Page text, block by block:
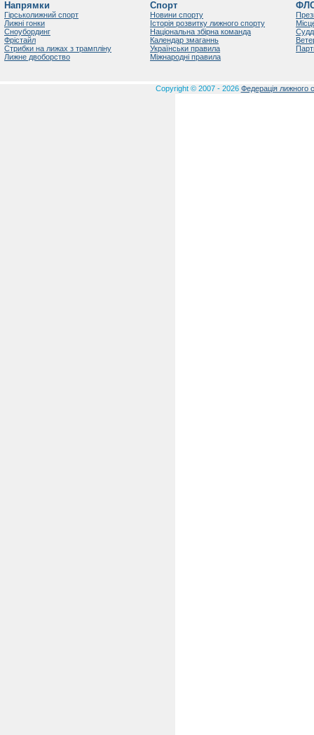
Напрямки
Гірськолижний спорт
Лижні гонки
Сноубординг
Фрістайл
Стрибки на лижах з трампліну
Лижне двоборство
Спорт
Новини спорту
Історія розвитку лижного спорту
Національна збірна команда
Календар змаганнь
Українськи правила
Міжнародні правила
Copyright © 2007 - 2026 Федерація лижного